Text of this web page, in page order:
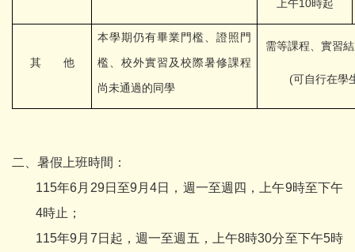
上午10時起
其 他
本學期仍有畢業門檻、證照門
檻、校外實習及校際暑修課程
尚未通過的同學
需等課程、實習
(可自行在學
二、暑假上班時間：
115年6月29日至9月4日，週一至週四，上午9時至下午
4時止；
115年9月7日起，週一至週五，上午8時30分至下午5時